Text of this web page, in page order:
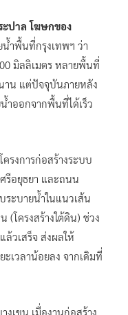
ปาล โฆษกของ
น้ำพื้นที่กรุงเทพฯ ว่า
มิลลิเมตร หลายพื้นที่
าน แต่ปัจจุบันภายหลัง
ำออกจากพื้นที่ได้เร็ว
รงการก่อสร้างระบบ
รีอยุธยา และถนน
ระบายน้ำในแนวเส้น
(โครงสร้างใต้ดิน) ช่วง
วเสร็จ ส่งผลให้
เวลาน้อยลง จากเดิมที่
เขน เมื่องานก่อสร้าง